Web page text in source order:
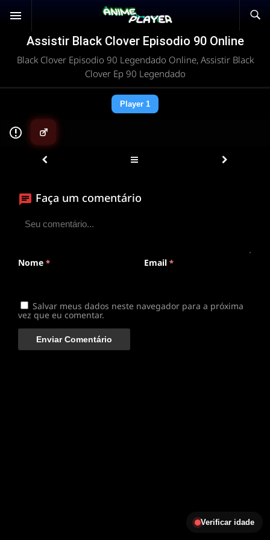
Assistir Black Clover Episodio 90 Online
Black Clover Episodio 90 Legendado Online, Assistir Black
Clover Ep 90 Legendado
Player 1
▶
ANIMEPLAYER
Clique para assistir
Faça um comentário
Nome * Email *
Salvar meus dados neste navegador para a próxima
vez que eu comentar.
Verificar idade